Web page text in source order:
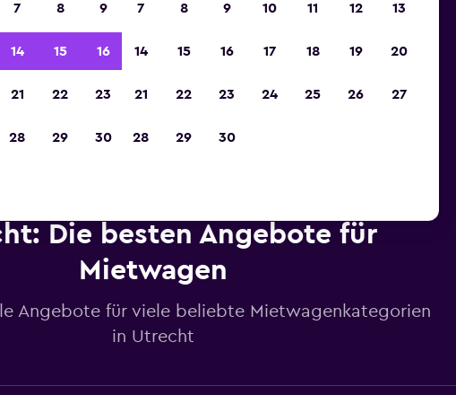
Sieger 2023 gekürt
Die besten Angebote für
Mietwagen
Angebote für viele beliebte Mietwagenkategorien
in Utrecht
7 8 9
14 15 16
21 22 23
28 29 30
7 8 9 10 11 12 13
14 15 16 17 18 19 20
21 22 23 24 25 26 27
28 29 30